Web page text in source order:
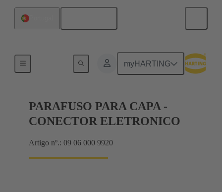
myHARTING
Motherboard to daughtercard connection
PARAFUSO PARA CAPA -
CONECTOR ELETRONICO
Artigo nº.: 09 06 000 9920